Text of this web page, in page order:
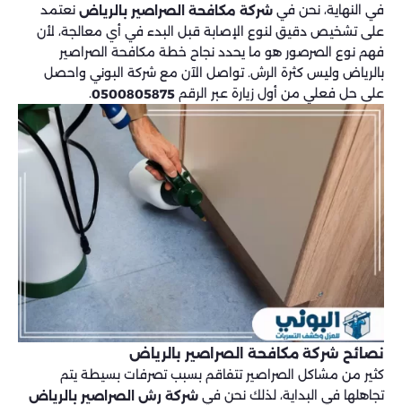
في النهاية، نحن في شركة مكافحة الصراصير بالرياضنعتمد
على تشخيص دقيق لنوع الإصابة قبل البدء في أي معالجة، لأن
فهم نوع الصرصور هو ما يحدد نجاح خطة مكافحة الصراصير
بالرياض وليس كثرة الرش. تواصل الآن مع شركة البوني واحصل
على حل فعلي من أول زيارة عبر الرقم0500805875
.
نصائح شركة مكافحة الصراصير بالرياض
كثير من مشاكل الصراصير تتفاقم بسبب تصرفات بسيطة يتم
تجاهلها في البداية، لذلك نحن في شركة رش الصراصير بالرياض